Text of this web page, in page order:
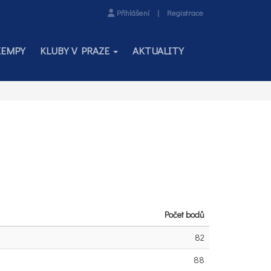
Přihlášení | Registrace
KLUBY V PRAZE AKTUALITY
Počet bodů
82
88